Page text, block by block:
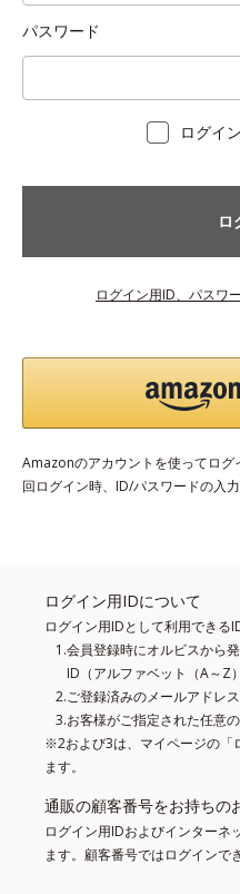
パスワード
ログイ
ロ
ログイン用ID、パスワ
Amazonのアカウントを使ってロ
回ログイン時、ID/パスワードの入
ログイン用IDについて
ログイン用IDとして利用できる
会員登録時にオルビスから
ID（アルファベット（A～Z
ご登録済みのメールアドレス
お客様がご指定された任意
※2および3は、マイページの「
ます。
通販の顧客番号をお持ちの
ログイン用IDおよびインターネ
ます。顧客番号ではログインで